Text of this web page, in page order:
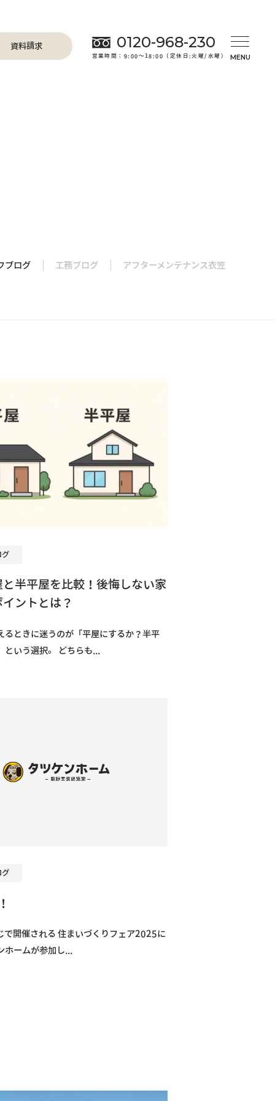
資料請求 0120-968-230
営業時間：9:00～18:00（定休日:火曜/水曜）
ブログ 工務ブログ アフターメンテナンス衣笠
グ
半平屋を比較！後悔しない家
ントとは？
るときに迷うのが「平屋にするか？半平
という選択。 どちらも...
グ
で開催される 住まいづくりフェア2025に
ホームが参加し...